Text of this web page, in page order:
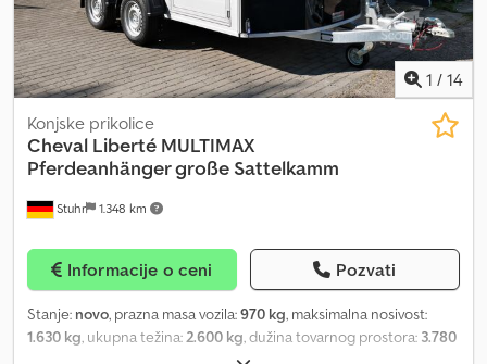
1 / 14
Stuhr 1.348 km
Konjske prikolice
Cheval Liberté MULTIMAX
Pferdeanhänger große Sattelkamm
Informacije o ceni Pozvati
Stanje: novo, prazna masa vozila:970 kg, maksimalna nosivost:
1.630 kg, ukupna težina:2.600 kg, dužina tovarnog prostora: 3.780
1.810 mm